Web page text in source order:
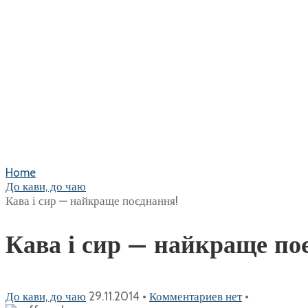
Home
До кави, до чаю
Кава і сир — найкраще поєднання!
Кава і сир — найкраще
До кави, до чаю 29.11.2014 • Комментариев нет•